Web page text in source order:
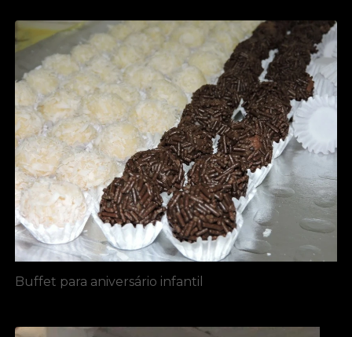
Buffet para aniversário infantil